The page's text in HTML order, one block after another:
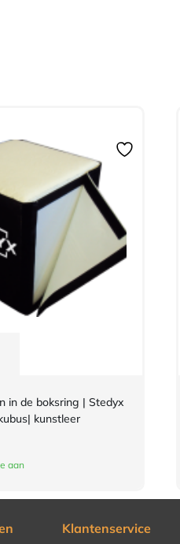
in de boksring | Stedyx
kunstleer
aan
Klantenservice